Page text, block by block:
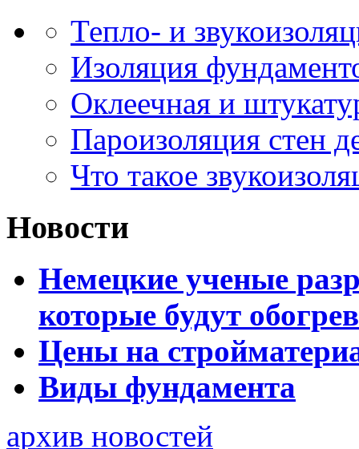
Тепло- и
Изоляция
Оклеечная и
Пароизоляция стен
Что такое
Новости
Немецкие ученые
которые будут
Цены на
Виды фундамента
архив новостей